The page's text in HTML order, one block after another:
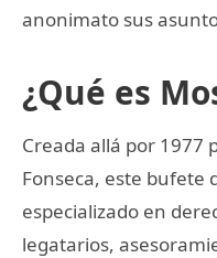
anonimato sus
¿Qué es
Creada allá por 1977
Fonseca, este bufete
especializado en
legatarios,